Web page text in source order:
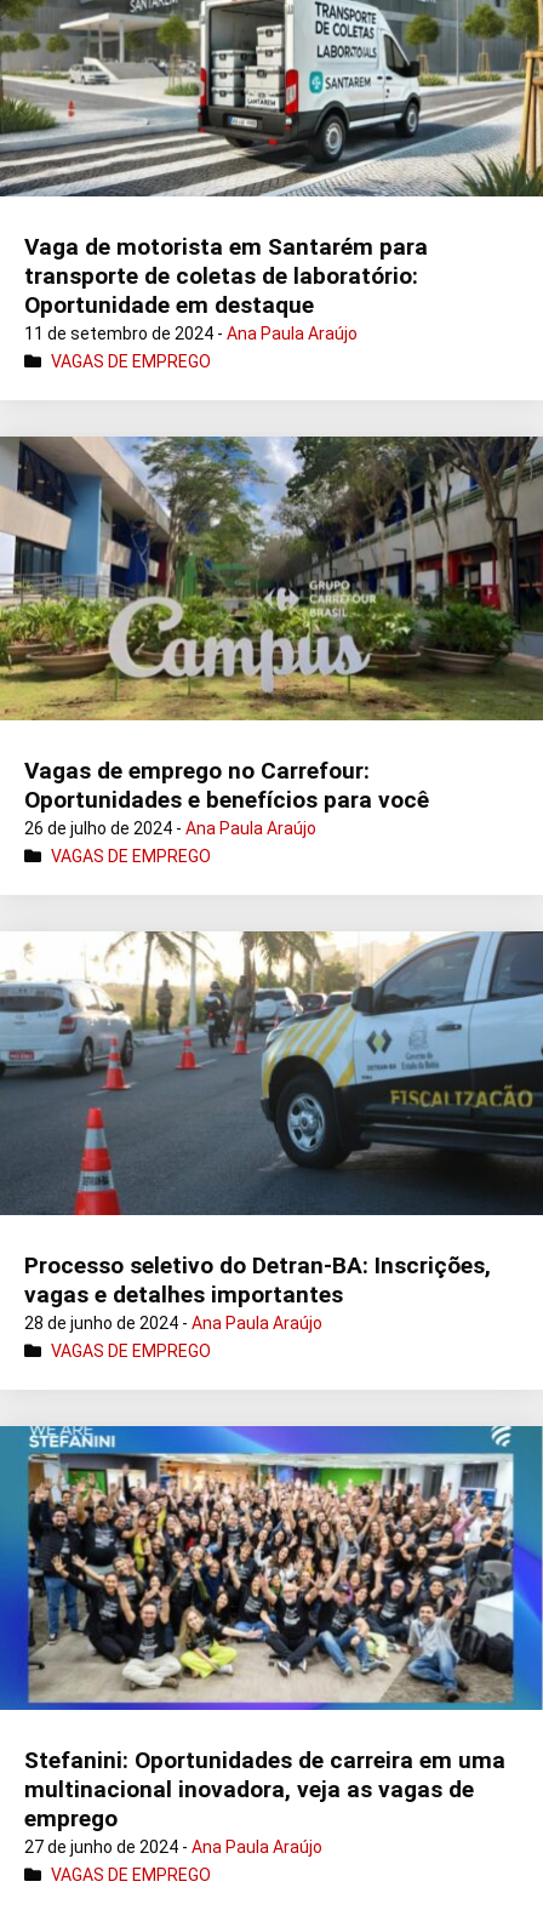
Vaga de motorista em Santarém para
transporte de coletas de laboratório:
Oportunidade em destaque
11 de setembro de 2024 - Ana Paula Araújo
VAGAS DE EMPREGO
Vagas de emprego no Carrefour:
Oportunidades e benefícios para você
26 de julho de 2024 - Ana Paula Araújo
VAGAS DE EMPREGO
Processo seletivo do Detran-BA: Inscrições,
vagas e detalhes importantes
28 de junho de 2024 - Ana Paula Araújo
VAGAS DE EMPREGO
Stefanini: Oportunidades de carreira em uma
multinacional inovadora, veja as vagas de
emprego
27 de junho de 2024 - Ana Paula Araújo
VAGAS DE EMPREGO